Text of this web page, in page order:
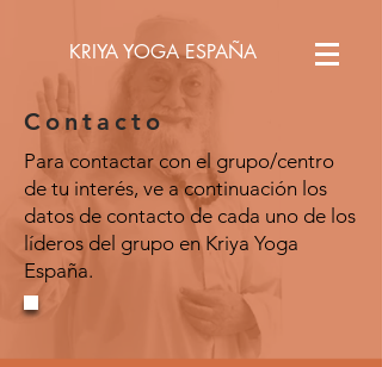
KRIYA YOGA ESPAÑA
Contacto
Para contactar con el grupo/centro
de tu interés, ve a continuación los
datos de contacto de cada uno de los
líderos del grupo en Kriya Yoga
España.